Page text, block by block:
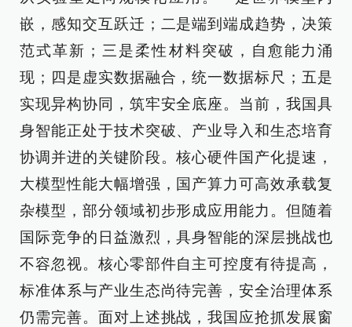
嵌，感知交互跃迁；二是端到端成趋势，决策
范式革新；三是柔性材料突破，自愈能力涌
现；四是虚实数据融合，统一数据标尺；五是
实现异构协同，筑牢安全底座。当前，我国具
身智能正处于技术突破、产业导入和生态培育
协调并进的关键阶段。核心硬件国产化提速，
大模型性能大幅增强，国产算力可高效承载复
杂模型，部分领域初步形成应用能力。但随着
国际竞争的日益激烈，具身智能的深层挑战也
不容忽视。核心零部件自主可控度有待提高，
标准体系与产业生态尚待完善，安全治理体系
仍需完善。面对上述挑战，我国应抢抓发展窗